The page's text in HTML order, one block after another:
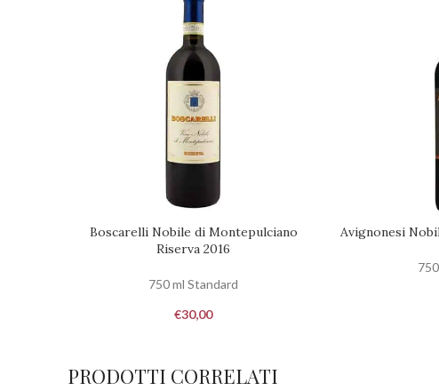
RICHIEDI DISPONIBILITÀ
Boscarelli Nobile di Montepulciano
Riserva 2016
750 ml Standard
€30,00
AGGIUNGI AL
Avignonesi
PRODOTTI CORRELATI